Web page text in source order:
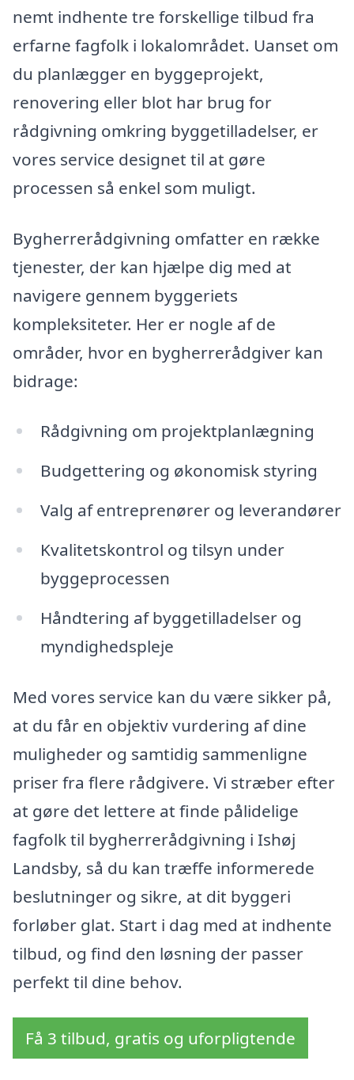
nemt indhente tre forskellige tilbud fra
erfarne fagfolk i lokalområdet. Uanset om
du planlægger en byggeprojekt,
renovering eller blot har brug for
rådgivning omkring byggetilladelser, er
vores service designet til at gøre
processen så enkel som muligt.
Bygherrerådgivning omfatter en række
tjenester, der kan hjælpe dig med at
navigere gennem byggeriets
kompleksiteter. Her er nogle af de
områder, hvor en bygherrerådgiver kan
bidrage:
Rådgivning om projektplanlægning
Budgettering og økonomisk styring
Valg af entreprenører og leverandører
Kvalitetskontrol og tilsyn under
byggeprocessen
Håndtering af byggetilladelser og
myndighedspleje
Med vores service kan du være sikker på,
at du får en objektiv vurdering af dine
muligheder og samtidig sammenligne
priser fra flere rådgivere. Vi stræber efter
at gøre det lettere at finde pålidelige
fagfolk til bygherrerådgivning i Ishøj
Landsby, så du kan træffe informerede
beslutninger og sikre, at dit byggeri
forløber glat. Start i dag med at indhente
tilbud, og find den løsning der passer
perfekt til dine behov.
Få 3 tilbud, gratis og uforpligtende